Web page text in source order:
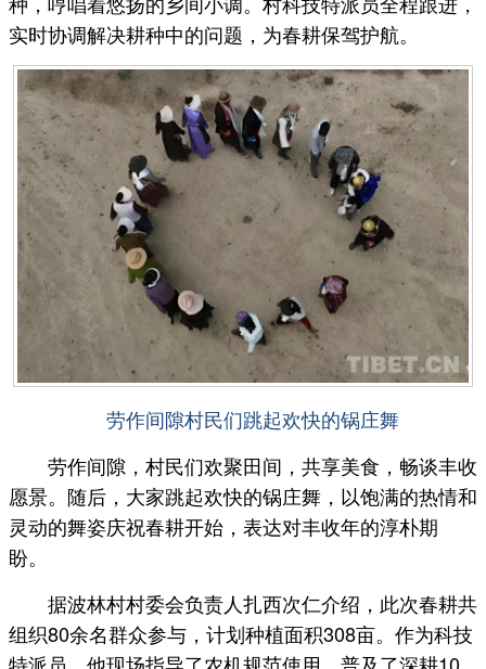
实时协调解决耕种中的问题，为春耕保驾护航。
劳作间隙村民们跳起欢快的锅庄舞
劳作间隙，村民们欢聚田间，共享美食，畅谈丰收
愿景。随后，大家跳起欢快的锅庄舞，以饱满的热情和
灵动的舞姿庆祝春耕开始，表达对丰收年的淳朴期
盼。
据波林村村委会负责人扎西次仁介绍，此次春耕共
组织80余名群众参与，计划种植面积308亩。作为科技